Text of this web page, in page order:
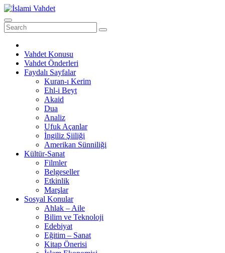
Skip
to
content
Vahdet Konusu
Vahdet Önderleri
Faydalı Sayfalar
Kuran-ı Kerim
Ehl-i Beyt
Akaid
Dua
Analiz
Ufuk Açanlar
İngiliz Şiiliği
Amerikan Sünniliği
Kültür-Sanat
Filmler
Belgeseller
Etkinlik
Marşlar
Sosyal Konular
Ahlak – Aile
Bilim ve Teknoloji
Edebiyat
Eğitim – Sanat
Kitap Önerisi